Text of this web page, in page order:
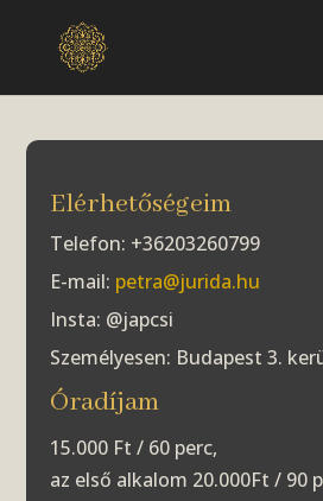
Elérhetőségeim
Telefon: +36203260799
E-mail: petra@jurida.hu
Insta: @japcsi
Személyesen: Budapest 3.
Óradíjam
15.000 Ft / 60 perc,
az első alkalom 20.000Ft / 90